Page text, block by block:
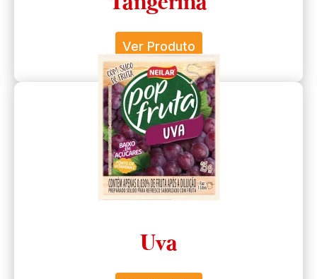
Ver Produto
Uva